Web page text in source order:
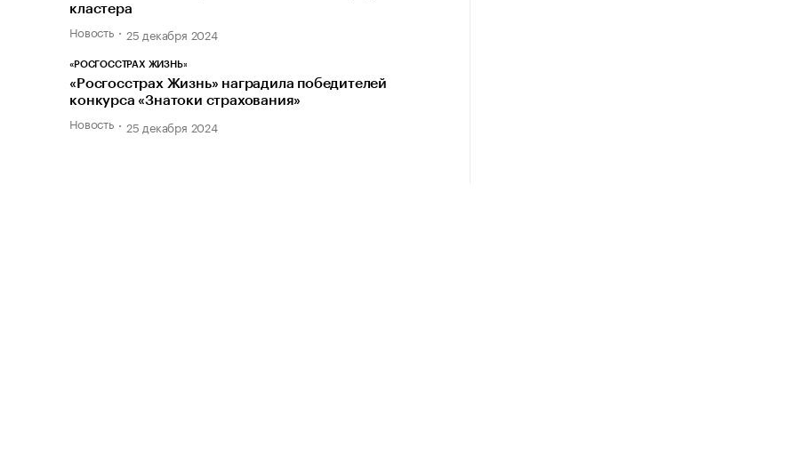
кластера
Новость 25 декабря 2024
«РОСГОССТРАХ ЖИЗНЬ»
«Росгосстрах Жизнь» наградила победителей
конкурса «Знатоки страхования»
Новость 25 декабря 2024